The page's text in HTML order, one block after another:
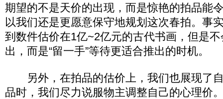
期望的不是天价的出现，而是惊艳的拍品能
以我们还是更愿意保守地规划这次春拍。事
到数件估价在1亿~2亿元的古代书画，但是
出，而是“留一手”等待更适合推出的时机。
另外，在拍品的估价上，我们也展现了自
品时，我们尽力说服物主调整自己的心理价